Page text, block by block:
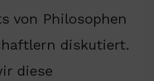
von Philosophen
diskutiert.
diese